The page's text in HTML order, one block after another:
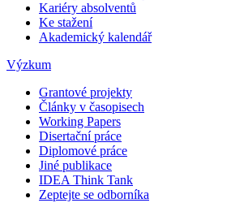
Kariéry absolventů
Ke stažení
Akademický kalendář
Výzkum
Grantové projekty
Články v časopisech
Working Papers
Disertační práce
Diplomové práce
Jiné publikace
IDEA Think Tank
Zeptejte se odborníka